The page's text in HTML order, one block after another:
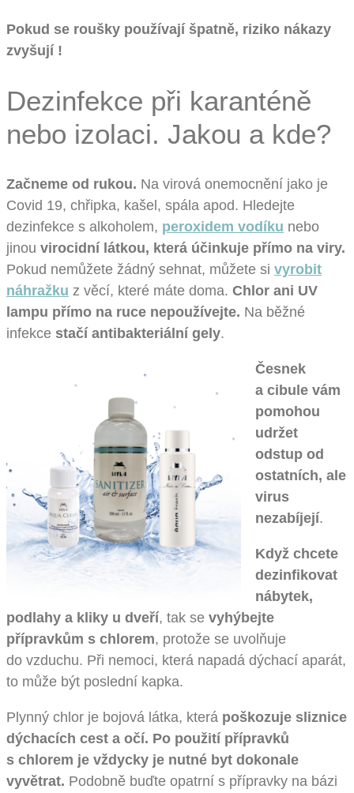
Pokud se roušky používají špatně, riziko nákazy
zvyšují !
Dezinfekce při karanténě
nebo izolaci. Jakou a kde?
Začneme od rukou. Na virová onemocnění jako je
Covid 19, chřipka, kašel, spála apod. Hledejte
dezinfekce s alkoholem, peroxidem vodíku nebo
jinou virocidní látkou, která účinkuje přímo na viry.
Pokud nemůžete žádný sehnat, můžete si vyrobit
náhražku z věcí, které máte doma. Chlor ani UV
lampu přímo na ruce nepoužívejte. Na běžné
infekce stačí antibakteriální gely.
Česnek
a cibule vám
pomohou
udržet
odstup od
ostatních, ale
virus
nezabíjejí.
Když chcete
dezinfikovat
nábytek,
podlahy a kliky u dveří, tak se vyhýbejte
přípravkům s chlorem, protože se uvolňuje
do vzduchu. Při nemoci, která napadá dýchací aparát,
to může být poslední kapka.
Plynný chlor je bojová látka, která poškozuje sliznice
dýchacích cest a očí. Po použití přípravků
s chlorem je vždycky je nutné byt dokonale
vyvětrat. Podobně buďte opatrní s přípravky na bázi